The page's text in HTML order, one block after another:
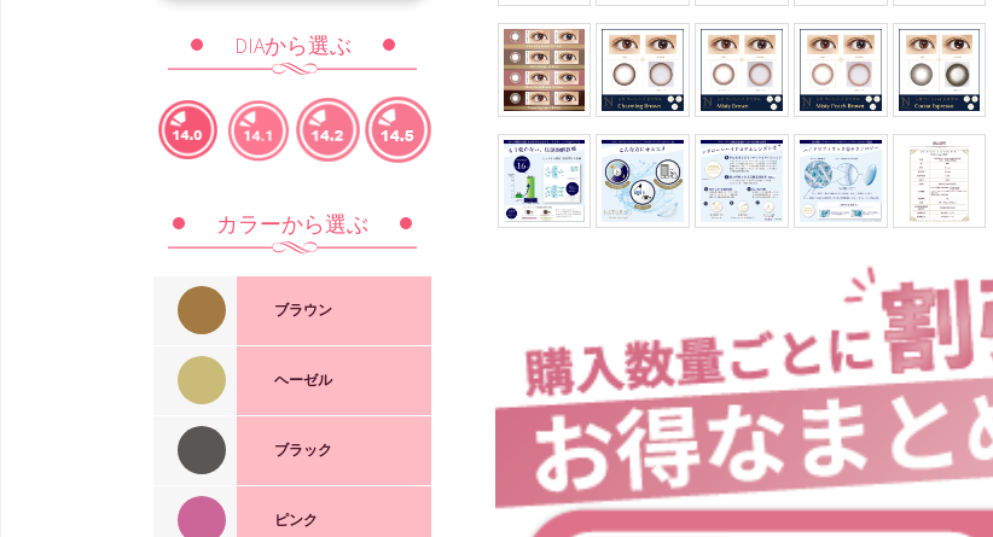
DIAから選ぶ
14.0mm 14.1mm 14.2mm
カラーから選ぶ
ブラウン
Silicone Hydrogel 1day
Charming
Brown
Misty
Peach
ヘーゼル
1day Pixie
Cream
ブラック
1day
ピンク